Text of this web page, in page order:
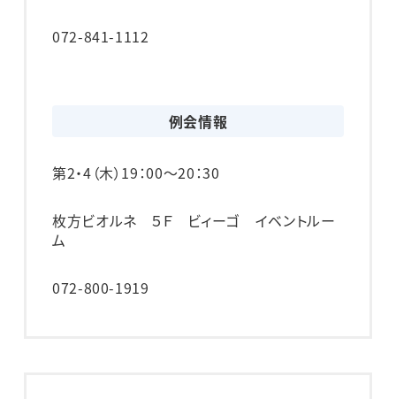
072-841-1112
例会情報
第2・4（木） 19：00～20：30
枚方ビオルネ ５Ｆ ビィーゴ イベントルー
ム
072-800-1919